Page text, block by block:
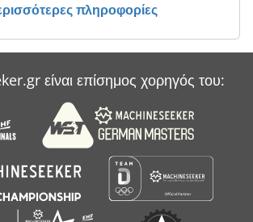
πληροφορίες
είναι επίσημος χορηγός του: